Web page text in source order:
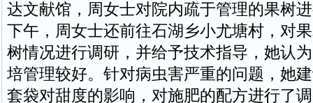
达文献馆，周女士对院内疏于管理的果树
下午，周女士还前往石湖乡小尤塘村，对
树情况进行调研，并给予技术指导，她认
培管理较好。针对病虫害严重的问题，她
套袋对甜度的影响，对施肥的配方进行了